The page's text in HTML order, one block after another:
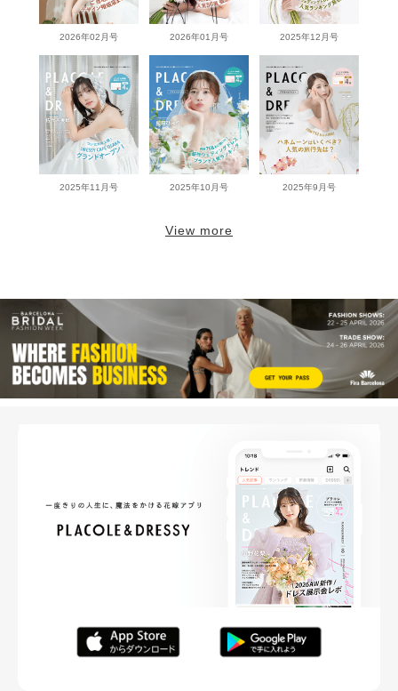
2026年02月号 2026年01月号 2025年12月号
2025年11月号 2025年10月号 2025年9月号
View more